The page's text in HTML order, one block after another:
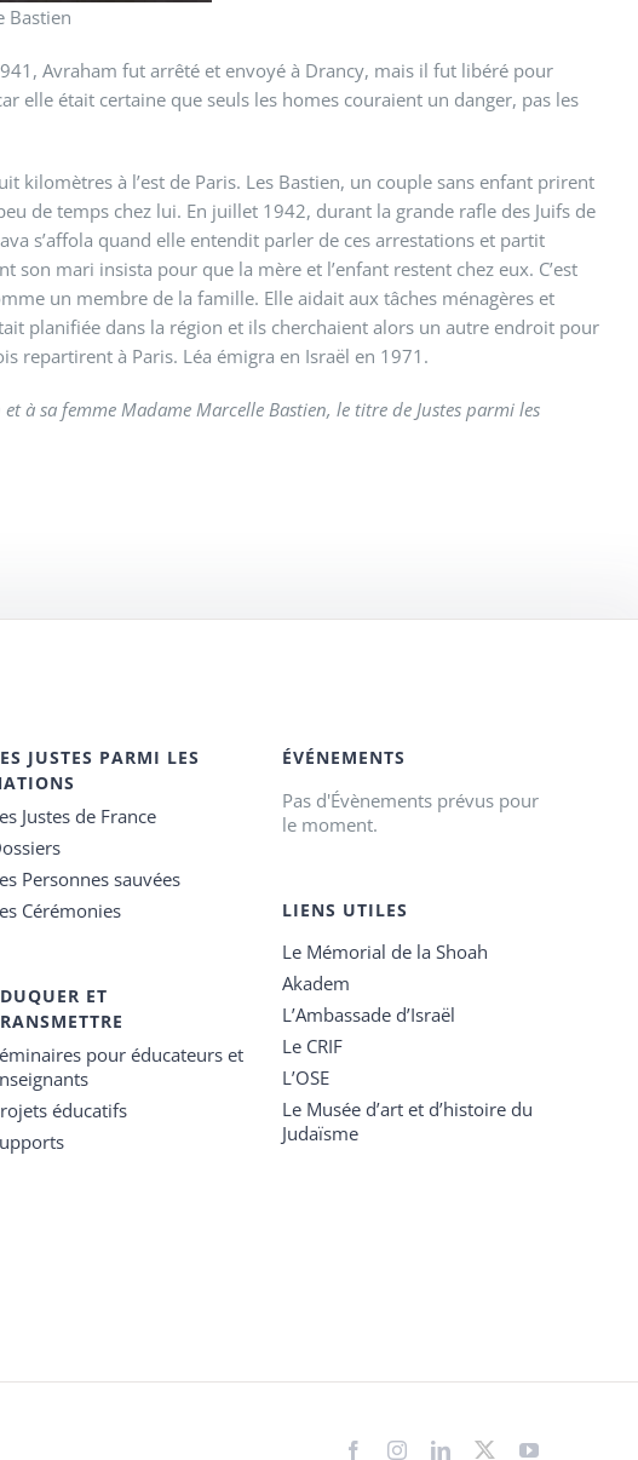
Bastien
Avraham fut arrêté et envoyé à Drancy, mais il fut libéré pour
elle était certaine que seuls les homes couraient un danger, pas les
kilomètres à l’est de Paris. Les Bastien, un couple sans enfant prirent
de temps chez lui. En juillet 1942, durant la grande rafle des Juifs de
s’affola quand elle entendit parler de ces arrestations et partit
mari insista pour que la mère et l’enfant restent chez eux. C’est
un membre de la famille. Elle aidait aux tâches ménagères et
planifiée dans la région et ils cherchaient alors un autre endroit pour
repartirent à Paris. Léa émigra en Israël en 1971.
à sa femme Madame Marcelle Bastien, le titre de Justes parmi les
JUSTES PARMI LES
Justes de France
Personnes sauvées
Cérémonies
ET
pour éducateurs et
éducatifs
ÉVÉNEMENTS
Pas d'Évènements prévus pour
le moment.
LIENS UTILES
Le Mémorial de la Shoah
Akadem
L’Ambassade d’Israël
Le CRIF
L’OSE
Le Musée d’art et d’histoire du
Judaïsme
FacebookInstagramLinkedIn
X YouTube